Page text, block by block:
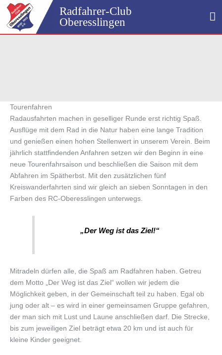
Zum
Inhalt
springen
Radfahrer-Club
Oberesslingen
Tourenfahren
Radausfahrten machen in geselliger Runde erst richtig Spaß.
Ausflüge mit dem Rad in die Natur haben eine lange Tradition
und genießen einen hohen Stellenwert in unserem Verein. Beim
jährlich stattfindenden Anfahren setzen wir den Beginn in eine
neue Tourenfahrsaison und beschließen die Saison mit dem
Abfahren im Spätherbst. Mit den zusätzlichen fünf
Kreiswanderfahrten sind wir gleich an sieben Sonntagen in den
Farben des RC-Oberesslingen unterwegs.
„Der Weg ist das Ziel!“
Mitradeln dürfen alle, die Spaß am Radfahren haben. Getreu
dem Motto „Der Weg ist das Ziel“ wollen wir jedem die
Möglichkeit geben, in der Gemeinschaft teil zu haben. Egal ob
jung oder alt – es wird in einer gemeinsamen Gruppe gefahren,
der man sich mit Lust und Laune anschließen darf. Die Strecke,
bis zum jeweiligen Ziel beträgt etwa 20 km und ist auch für
kleine Kinder geeignet.